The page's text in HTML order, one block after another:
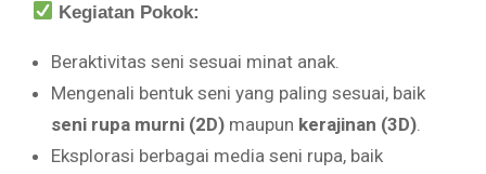
Kegiatan Pokok:
Beraktivitas seni sesuai minat anak.
Mengenali bentuk seni yang paling sesuai, baik
seni rupa murni (2D) maupun kerajinan (3D)
Eksplorasi berbagai media seni rupa, baik